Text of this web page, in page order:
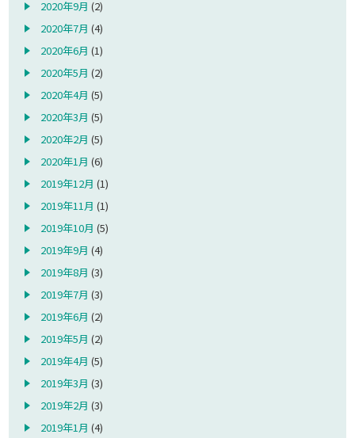
2020年9月 (2)
2020年7月 (4)
2020年6月 (1)
2020年5月 (2)
2020年4月 (5)
2020年3月 (5)
2020年2月 (5)
2020年1月 (6)
2019年12月 (1)
2019年11月 (1)
2019年10月 (5)
2019年9月 (4)
2019年8月 (3)
2019年7月 (3)
2019年6月 (2)
2019年5月 (2)
2019年4月 (5)
2019年3月 (3)
2019年2月 (3)
2019年1月 (4)